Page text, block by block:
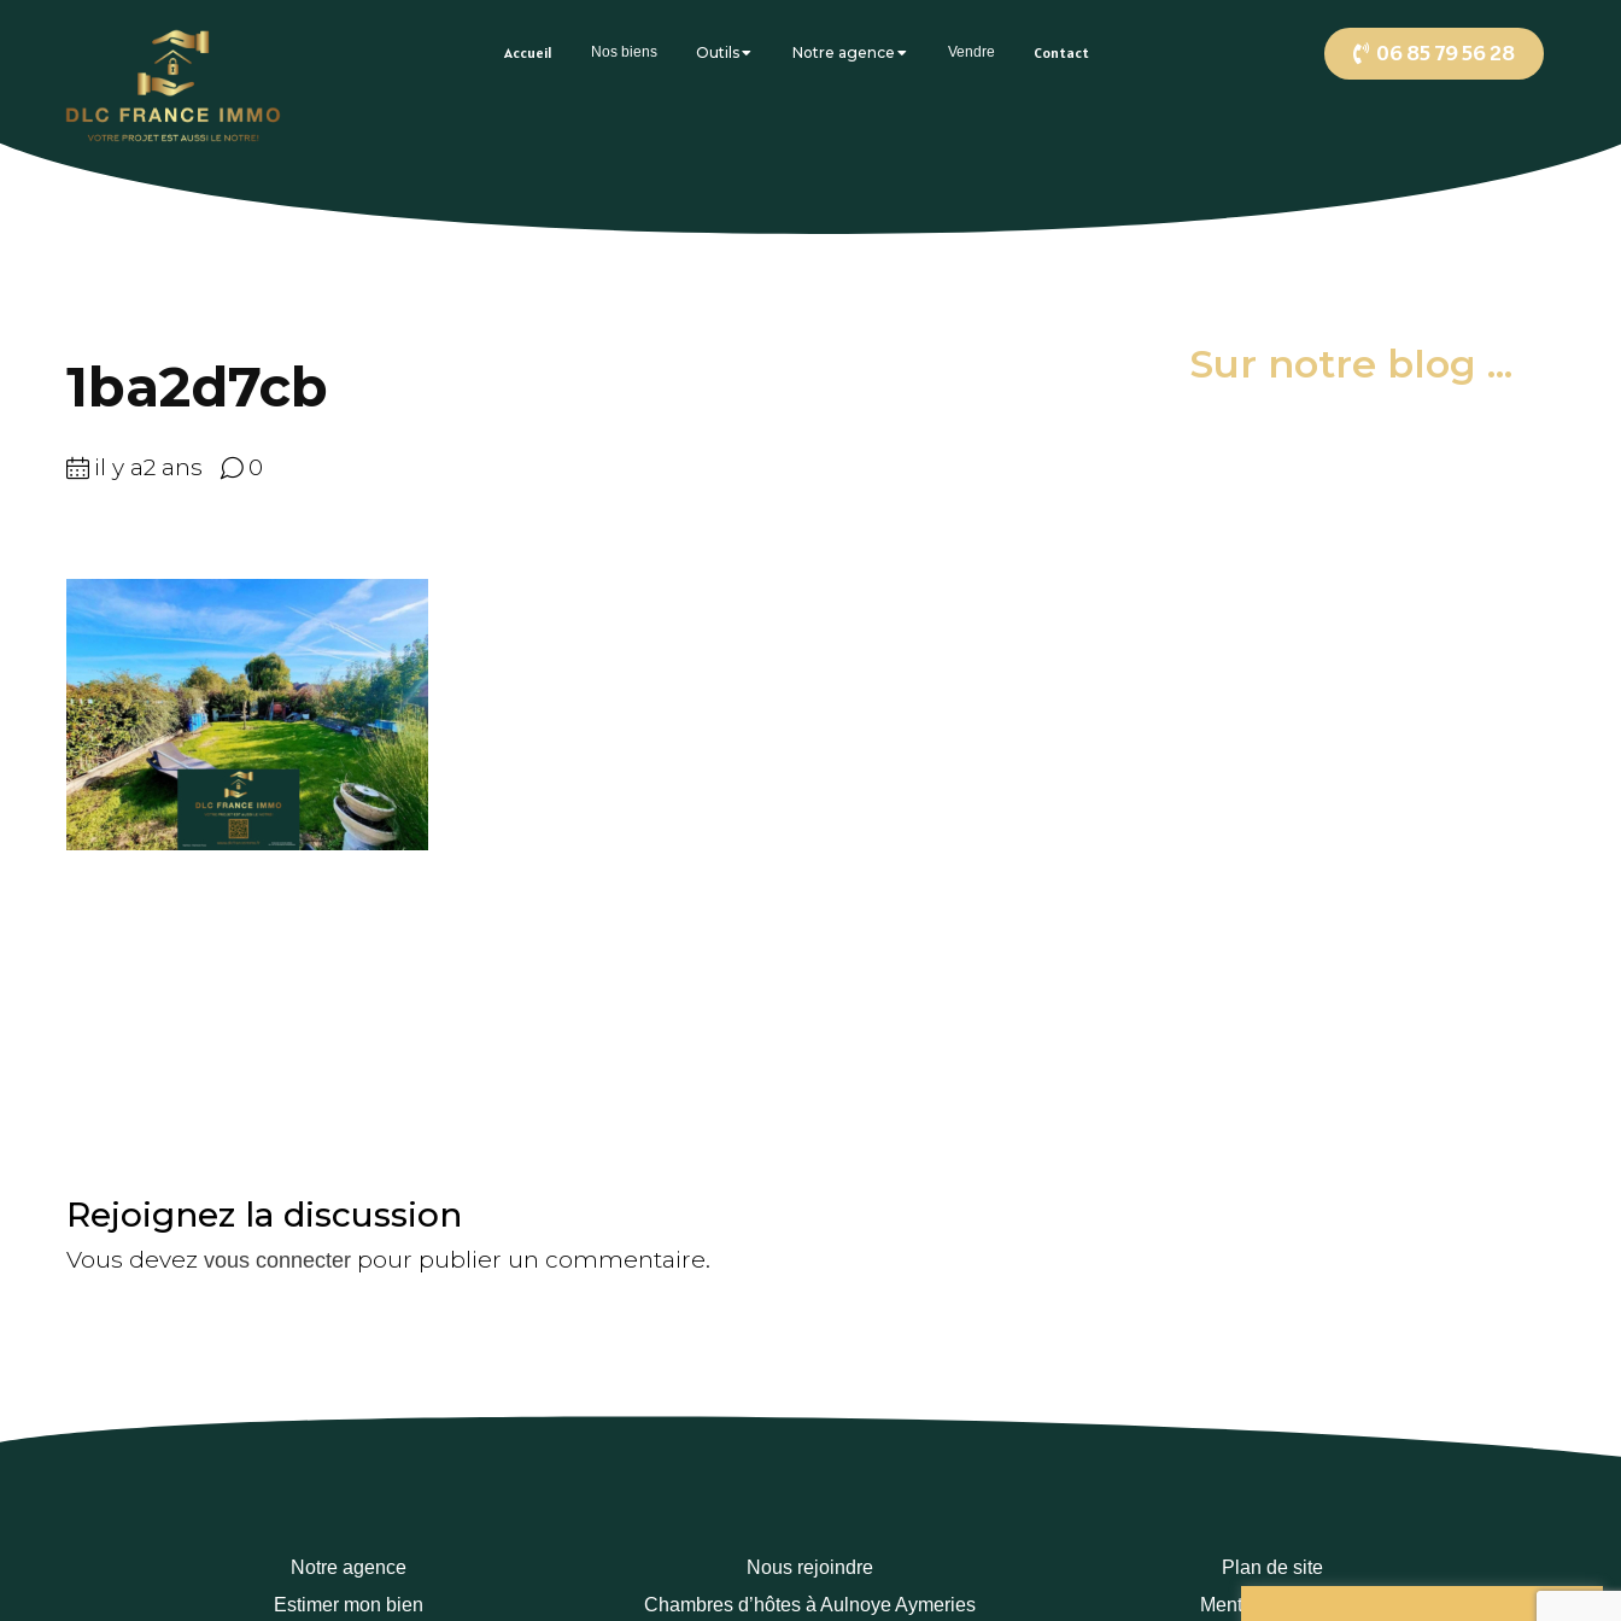
Accueil Nos biens Outils Notre agence Vendre Contact 06 85 79 56 28
1ba2d7cb
il y a2 ans 0
Rejoignez la discussion
Vous devez vous connecter pour publier un commentaire.
Sur notre blog ...
Notre agence
Estimer mon bien
Nous rejoindre
Chambres d’hôtes à Aulnoye Aymeries
Plan de site
Mentions légales